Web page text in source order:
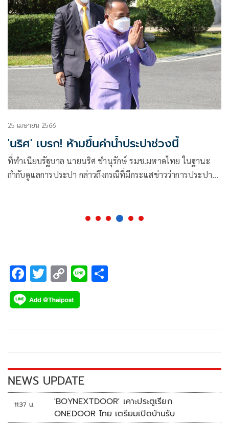
25 เมษายน 2566
'นริศ' เบรก! ห้ามขึ้นค่าน้ำประปาช่วงนี้
ที่ทำเนียบรัฐบาล นายนริศ ขำนุรักษ์ รมช.มหาดไทย ในฐานะ
กำกับดูแลการประปา กล่าวถึงกรณีที่มีกระแสข่าวว่าการประปา
F
ac
e
k
T
wi
tt
C
o
p
k
Li
NEWS UPDATE
11:37 น.
'BOYNEXTDOOR' เคาะประตูเรียก
ONEDOOR ไทย เตรียมเปิดบ้านรับ